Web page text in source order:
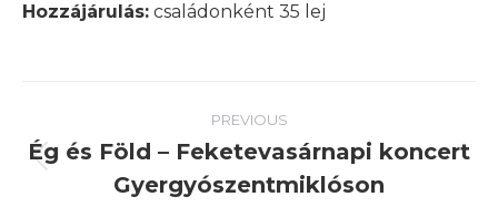
Hozzájárulás: családonként 35 lej
navigation
PREVIOUS
post:
Ég és Föld – Feketevasárnapi koncert
Gyergyószentmiklóson